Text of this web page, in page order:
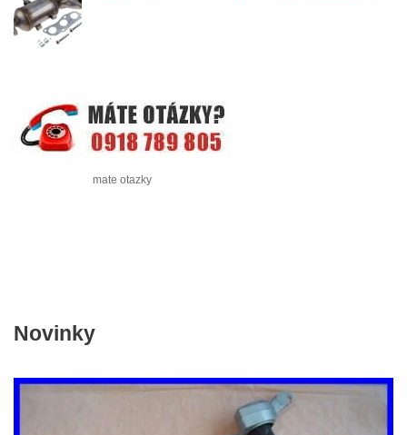
mate otazky
Novinky